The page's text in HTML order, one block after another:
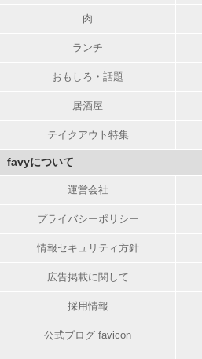
肉
ランチ
おもしろ・話題
居酒屋
テイクアウト特集
favyについて
運営会社
プライバシーポリシー
情報セキュリティ方針
広告掲載に関して
採用情報
公式ブログ favicon